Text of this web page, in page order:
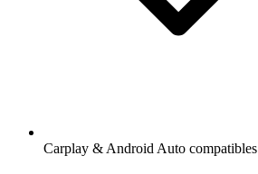
Carplay & Android Auto compatibles